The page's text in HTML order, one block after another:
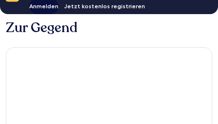
Anmelden Jetzt kostenlos registrieren
Zur Gegend